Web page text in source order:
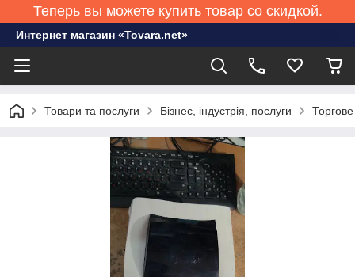
Теперь вы можете купить товар со скидкой.
Интернет магазин «Tovara.net»
Товари та послуги Бізнес, індустрія, послуги